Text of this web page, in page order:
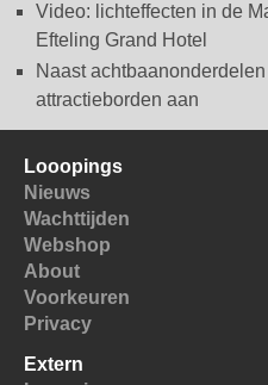
Video: lichteffecten in de
Efteling Grand Hotel
Naast
attractieborden aan
Looopings
Nieuws
Wachttijden
Webshop
About
Voorkeuren
Privacy
Extern